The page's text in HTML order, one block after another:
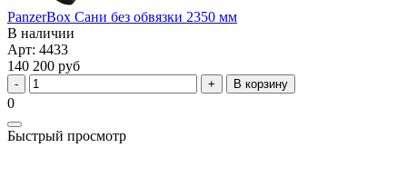
PanzerBox Сани без обвязки 2350 мм
В наличии
Арт: 4433
140 200 руб
В корзину
0
Быстрый просмотр